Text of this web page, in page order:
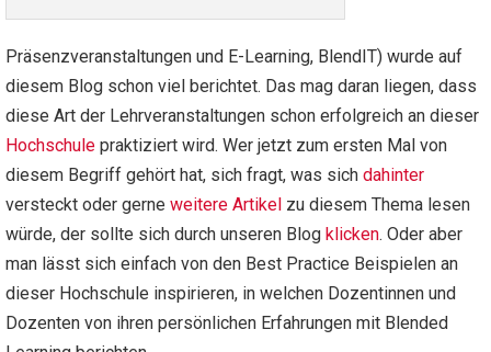
Präsenzveranstaltungen und E-Learning, BlendIT) wurde auf
diesem Blog schon viel berichtet. Das mag daran liegen, dass
diese Art der Lehrveranstaltungen schon erfolgreich an dieser
Hochschule praktiziert wird. Wer jetzt zum ersten Mal von
diesem Begriff gehört hat, sich fragt, was sich dahinter
versteckt oder gerne weitere Artikel zu diesem Thema lesen
würde, der sollte sich durch unseren Blog klicken. Oder aber
man lässt sich einfach von den Best Practice Beispielen an
dieser Hochschule inspirieren, in welchen Dozentinnen und
Dozenten von ihren persönlichen Erfahrungen mit Blended